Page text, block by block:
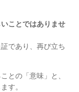
ことではありませ
であり、再び立ち
との「意味」と、
す。